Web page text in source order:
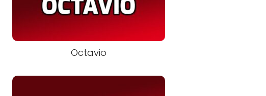
Octavio